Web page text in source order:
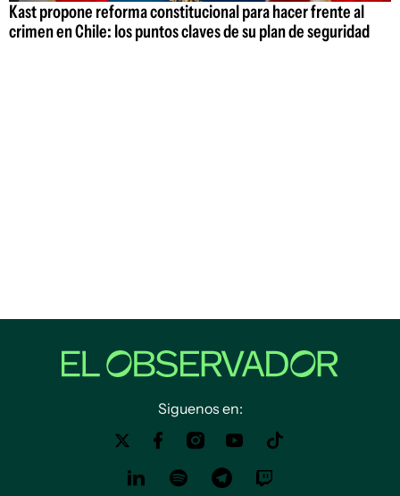
Kast propone reforma constitucional para hacer frente al
crimen en Chile: los puntos claves de su plan de seguridad
Siguenos en: